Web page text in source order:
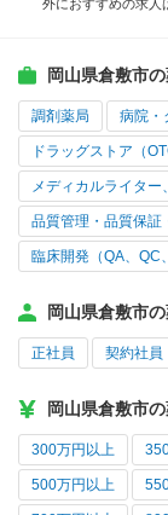
外におすすめの求人
岡山県倉敷市
調剤薬局 病院・
ドラッグストア（
メディカルライタ
品質管理・品質保証
臨床開発（QA、QC
岡山県倉敷市
正社員 契約社員
岡山県倉敷市
300万円以上
500万円以上